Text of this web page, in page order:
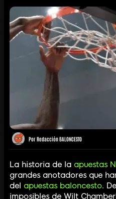
Por Redacción BALONCESTO
La historia de la apuestas
grandes anotadores que
del apuestas baloncesto.
imposibles de Wilt